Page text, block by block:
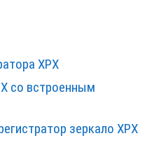
XPX
со встроенным
зеркало XPX